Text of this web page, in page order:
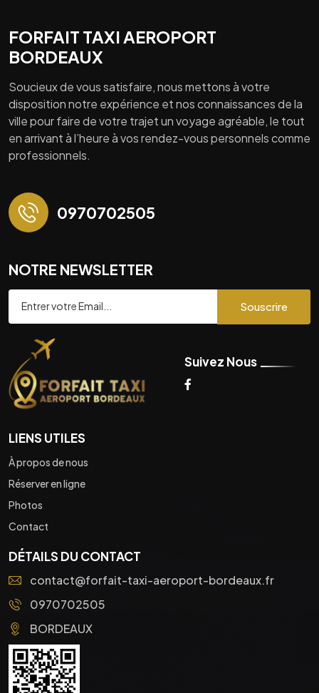
FORFAIT TAXI AEROPORT
BORDEAUX
Soucieux de vous satisfaire, nous mettons à votre
disposition notre expérience et nos connaissances de la
ville pour faire de votre trajet un voyage agréable, le tout
en arrivant à l’heure à vos rendez-vous personnels comme
professionnels.
0970702505
NOTRE NEWSLETTER
Souscrire
Suivez Nous
LIENS UTILES
À propos de nous
Réserver en ligne
Photos
Contact
DÉTAILS DU CONTACT
contact@forfait-taxi-aeroport-bordeaux.fr
0970702505
BORDEAUX